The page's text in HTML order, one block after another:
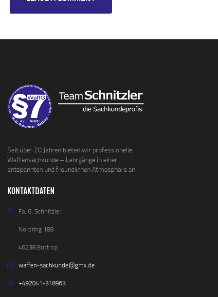
Seit über 20 Jahren bieten wir professionelle
Waffensachkunde – Lehrgänge in einer
entspannten und freundlichen Atmosphäre an.
KONTAKTDATEN
Fa. G. Schnitzler
Nordring 188
46238 Bottrop
waffen-sachkunde@gmx.de
+492041-318963